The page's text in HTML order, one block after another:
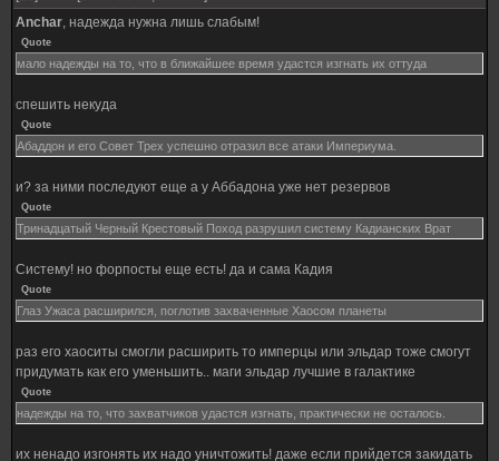
Anchar, надежда нужна лишь слабым!
Quote
мало надежды на то, что в ближайшее время удастся изгнать их оттуда
спешить некуда
Quote
Абаддон и его Совет Трех успешно отразил все атаки Империума.
и? за ними последуют еще а у Аббадона уже нет резервов
Quote
Тринадцатый Черный Крестовый Поход разрушил систему Кадианских Врат
Систему! но форпосты еще есть! да и сама Кадия
Quote
Глаз Ужаса расширился, поглотив захваченные Хаосом планеты
раз его хаоситы смогли расширить то имперцы или эльдар тоже смогут
придумать как его уменьшить.. маги эльдар лучшие в галактике
Quote
надежды на то, что захватчиков удастся изгнать, практически не осталось.
их ненадо изгонять их надо уничтожить! даже если прийдется закидать